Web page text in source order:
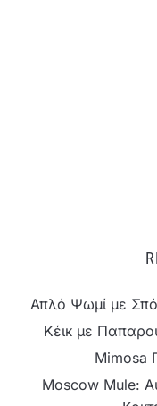
Απλό Ψωμί με
Κέικ με
Mimosa
Moscow Mule: